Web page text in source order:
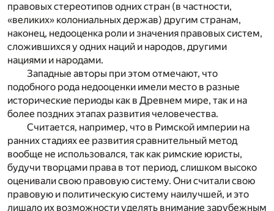
правовых стереотипов одних стран (в частности,
«великих» колониальных держав) другим странам,
наконец, недооценка роли и значения правовых систем,
сложившихся у одних наций и народов, другими
нациями и народами.
Западные авторы при этом отмечают, что
подобного рода недооценки имели место в разные
исторические периоды как в Древнем мире, так и на
более поздних этапах развития человечества.
Считается, например, что в Римской империи на
ранних стадиях ее развития сравнительный метод
вообще не использовался, так как римские юристы,
будучи творцами права в тот период, слишком высоко
оценивали свою правовую систему. Они считали свою
правовую и политическую систему наилучшей, и это
лишало их возможности уделять внимание зарубежным